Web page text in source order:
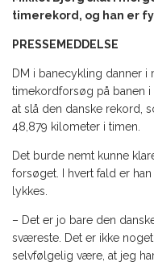
timerekord, og han er
PRESSEMEDDELSE
DM i banecykling danner
timekordforsøg på banen i
at slå den danske rekord,
48,879 kilometer i timen.
Det burde nemt kunne
forsøget. I hvert fald er
lykkes.
– Det er jo bare den
sværeste. Det er ikke
selvfølgelig være, at jeg